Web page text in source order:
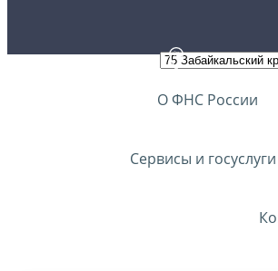
О ФНС России
Сервисы и госуслуги